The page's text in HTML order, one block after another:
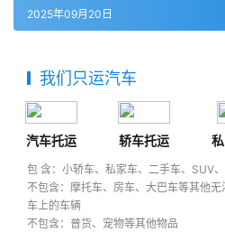
2025年09月20日
我们只运汽车
汽车托运 轿车托运
包 含：小轿车、私家车、二手车、SUV
不包含：摩托车、房车、大巴车等其他
车上的车辆
不包含：普货、宠物等其他物品